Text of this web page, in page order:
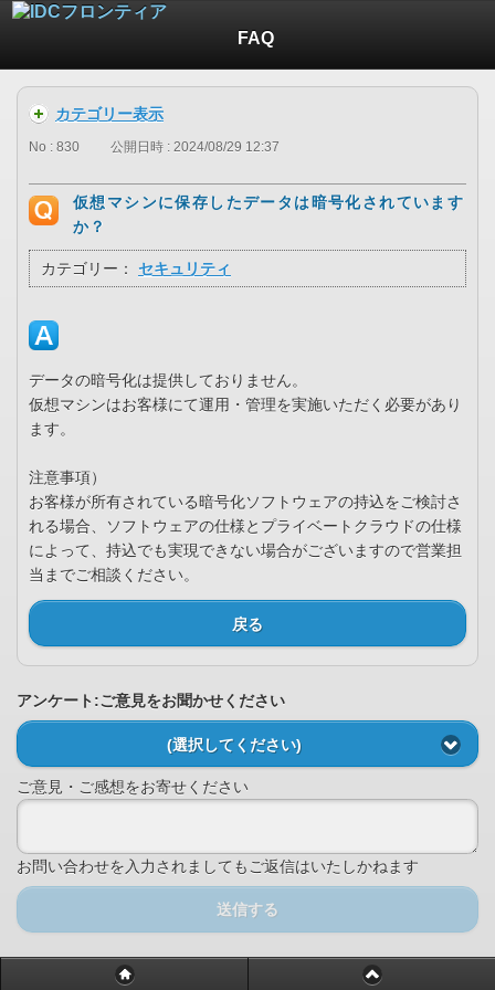
FAQ
カテゴリー表示
No : 830 公開日時 : 2024/08/29 12:37
仮想マシンに保存したデータは暗号化されています
か？
カテゴリー： セキュリティ
データの暗号化は提供しておりません。
仮想マシンはお客様にて運用・管理を実施いただく必要があり
ます。
注意事項）
お客様が所有されている暗号化ソフトウェアの持込をご検討さ
れる場合、ソフトウェアの仕様とプライベートクラウドの仕様
によって、持込でも実現できない場合がございますので営業担
当までご相談ください。
戻る
アンケート:ご意見をお聞かせください
(選択してください)
ご意見・ご感想をお寄せください
お問い合わせを入力されましてもご返信はいたしかねます
送信する